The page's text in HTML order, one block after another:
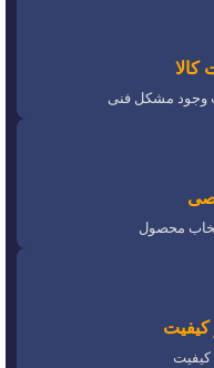
وجود مشکل فنی
محصول
کیفیت